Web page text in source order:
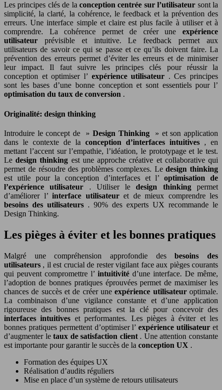
Les principes clés de la conception centrée sur l’utilisateur sont la
simplicité, la clarté, la cohérence, le feedback et la prévention des
erreurs. Une interface simple et claire est plus facile à utiliser et à
comprendre. La cohérence permet de créer une expérience
utilisateur prévisible et intuitive. Le feedback permet aux
utilisateurs de savoir ce qui se passe et ce qu’ils doivent faire. La
prévention des erreurs permet d’éviter les erreurs et de minimiser
leur impact. Il faut suivre les principes clés pour réussir la
conception et optimiser l’ expérience utilisateur . Ces principes
sont les bases d’une bonne conception et sont essentiels pour l’
optimisation du taux de conversion .
Originalité: design thinking
Introduire le concept de » Design Thinking
» et son application
dans le contexte de la conception d’interfaces intuitives , en
mettant l’accent sur l’empathie, l’idéation, le prototypage et le test.
Ledesign thinking est une approche créative et collaborative qui
permet de résoudre des problèmes complexes. Ledesign thinking
est utile pour la conception d’interfaces et l’optimisation de
l’expérience utilisateur . Utiliser ledesign thinkingpermet
d’améliorer l’ interface utilisateur et de mieux comprendre les
besoins des utilisateurs . 90% des experts UX recommande le
Design Thinking.
Les pièges à éviter et les bonnes pratiques
Malgré une compréhension approfondie desbesoins des
utilisateurs , il est crucial de rester vigilant face aux pièges courants
qui peuvent compromettre l’ intuitivité d’une interface. De même,
l’adoption de bonnes pratiques éprouvées permet de maximiser les
chances de succès et de créer uneexpérience utilisateuroptimale.
La combinaison d’une vigilance constante et d’une application
rigoureuse des bonnes pratiques est la clé pour concevoir des
interfaces intuitives et performantes. Les pièges à éviter et les
bonnes pratiques permettent d’optimiser l’expérience utilisateuret
d’augmenter letaux de satisfaction client . Une attention constante
est importante pour garantir le succès de la conception UX .
Formation des équipes UX
Réalisation d’audits réguliers
Mise en place d’un système de retours utilisateurs